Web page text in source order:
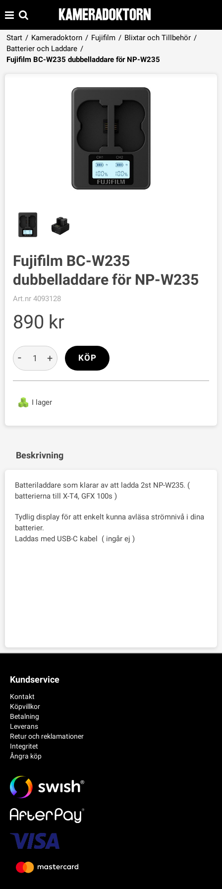
Start / Kameradoktorn / Fujifilm / Blixtar och Tillbehör /
Batterier och Laddare /
Fujifilm BC-W235 dubbelladdare för NP-W235
Produkten har lagts i din varukorg
Fujifilm BC-W235
dubbelladdare för NP-W235
Art.nr 4093128
890
I lager
- + KÖP
Beskrivning
Batteriladdare som klarar av att ladda 2st NP-W235. (
batterierna till X-T4, GFX 100s )
Tydlig display för att enkelt kunna avläsa strömnivå i dina
batterier.
Laddas med USB-C kabel ( ingår ej )
Kundservice
Kontakt
Köpvillkor
Betalning
Leverans
Retur och reklamationer
Integritet
Ångra köp